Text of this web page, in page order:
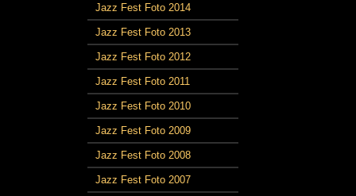
Jazz Fest Foto 2014
Jazz Fest Foto 2013
Jazz Fest Foto 2012
Jazz Fest Foto 2011
Jazz Fest Foto 2010
Jazz Fest Foto 2009
Jazz Fest Foto 2008
Jazz Fest Foto 2007